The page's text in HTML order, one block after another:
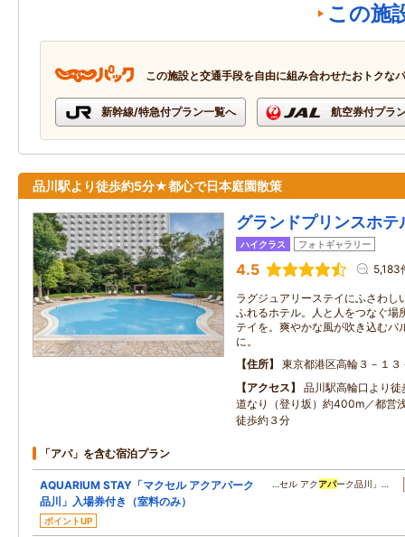
この施
この施設と交通手段を自由に組み合わせたおトクな
新幹線/特急付プラン一覧へ 航空券付プラ
品川駅より徒歩約5分★都心で日本庭園散策
グランドプリンスホテ
ハイクラス フォトギャラリー
4.5 5,183
ラグジュアリーステイにふさわし
ふれるホテル。人と人をつなぐ場
テイを。爽やかな風が吹き込むバ
に。
住所
東京都港区高輪３－１３
アクセス
品川駅高輪口より
道なり（登り坂）約400m／都営
徒歩約３分
「アパ」を含む宿泊プラン
AQUARIUM STAY「マクセル アクアパーク
品川」入場券付き（室料のみ）
ポイントUP
…セル アクアパーク品川」…